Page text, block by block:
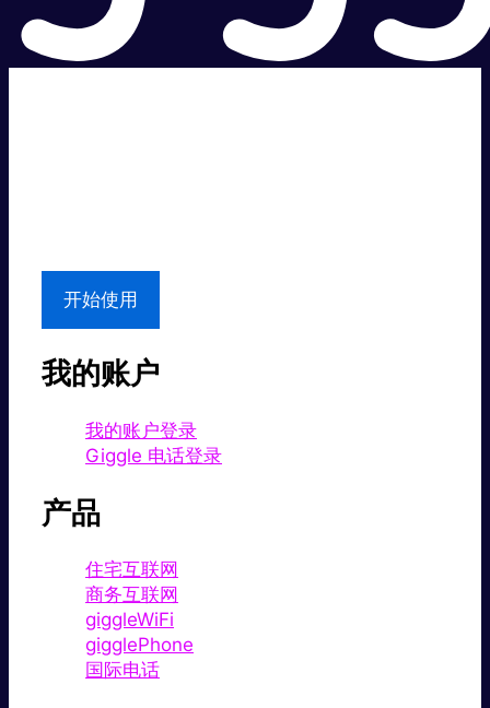
开始使用
我的账户
我的账户登录
Giggle 电话登录
产品
住宅互联网
商务互联网
giggleWiFi
gigglePhone
国际电话